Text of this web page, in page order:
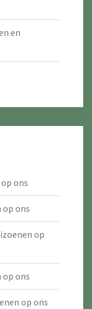
en
ons
op ons
op
op ons
op ons